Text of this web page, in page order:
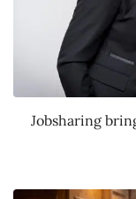
Jobsharing